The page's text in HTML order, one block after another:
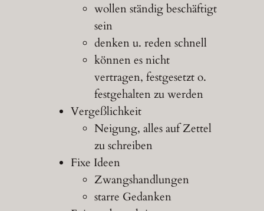
wollen ständig beschäftigt
sein
denken u. reden schnell
können es nicht
vertragen, festgesetzt o.
festgehalten zu werden
Vergeßlichkeit
Neigung, alles auf Zettel
zu schreiben
Fixe Ideen
Zwangshandlungen
starre Gedanken